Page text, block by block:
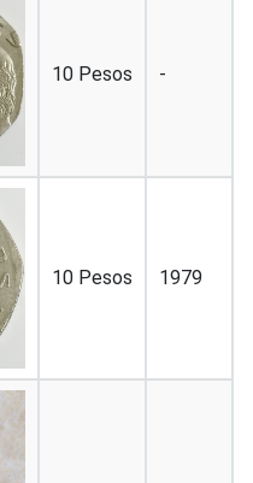
10 Pesos -
10 Pesos 1979